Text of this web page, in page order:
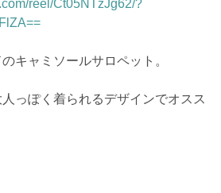
reel/Ct05NTzJg62/?
キャミソールサロペット。
っぽく着られるデザインでオスス